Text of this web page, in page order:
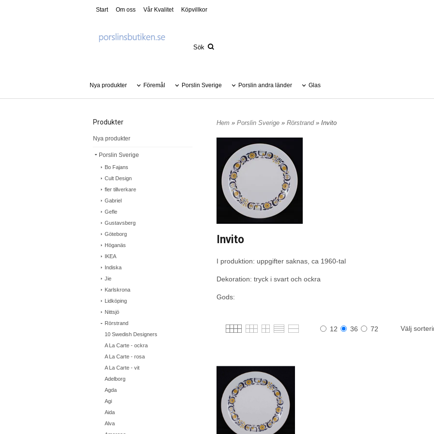
Start Om oss Vår Kvalitet Köpvillkor
Nya produkter Föremål Porslin Sverige Porslin andra länder Glas
Produkter
Nya produkter
Porslin Sverige
Bo Fajans
Cult Design
fler tillverkare
Gabriel
Gefle
Gustavsberg
Göteborg
Höganäs
IKEA
Indiska
Jie
Karlskrona
Lidköping
Nittsjö
Rörstrand
10 Swedish Designers
A La Carte - ockra
A La Carte - rosa
A La Carte - vit
Adelborg
Agda
Agi
Aida
Alva
Hem » Porslin Sverige » Rörstrand » Invito
Invito
I produktion: uppgifter saknas, ca 1960-tal
Dekoration: tryck i svart och ockra
Gods:
12 36 72 Välj